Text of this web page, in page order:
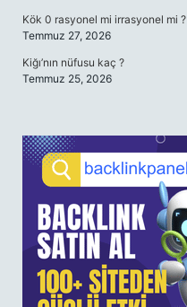
Kök 0 rasyonel mi irrasyonel mi ?
Temmuz 27, 2026
Kiğı’nın nüfusu kaç ?
Temmuz 25, 2026